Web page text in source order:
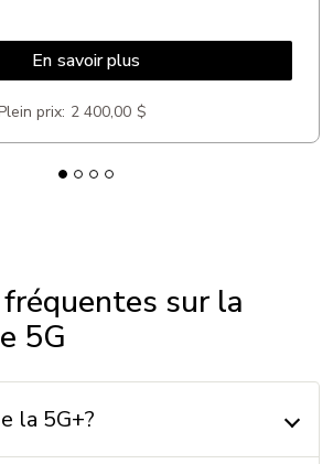
En savoir plus
prix: 2 400,00 $
sur la
5G
la 5G+?